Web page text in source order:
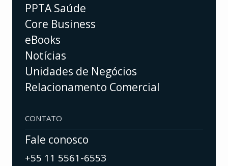
PPTA Saúde
Core Business
eBooks
Notícias
Unidades de Negócios
Relacionamento Comercial
CONTATO
Fale conosco
+55 11 5561-6553